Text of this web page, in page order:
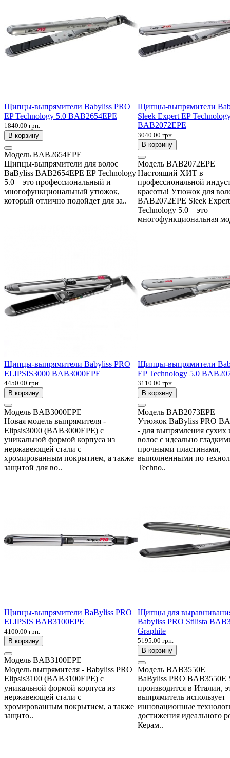
Щипцы-выпрямители Babyliss PRO
EP Technology 5.0 BAB2654EPE
1840.00 грн.
В корзину
Модель BAB2654EPE
Щипцы-выпрямители для волос
BaByliss BAB2654EPE EP Technology
5.0 – это профессиональный и
многофункциональный утюжок,
который отлично подойдет для за..
Щипцы-выпрямители
Sleek Expert EP
BAB2072EPE
3040.00 грн.
В корзину
Модель BAB2072EPE
Настоящий ХИТ в
профессиональной
красоты! Утюжок для
BAB2072EPE Sleek
Technology 5.0 – это
многофункциональная
Щипцы-выпрямители Babyliss PRO
ELIPSIS3000 BAB3000EPE
4450.00 грн.
В корзину
Модель BAB3000EPE
Новая модель выпрямителя -
Elipsis3000 (BAB3000EPE) с
уникальной формой корпуса из
нержавеющей стали с
хромированным покрытием, а также
защитой для во..
Щипцы-выпрямители
EP Technology 5.0
3110.00 грн.
В корзину
Модель BAB2073EPE
Утюжок BaByliss PRO
- для выпрямления
волос с идеально
прочными пластинами,
выполненными по
Techno..
Щипцы-выпрямители BaByliss PRO
ELIPSIS BAB3100EPE
4100.00 грн.
В корзину
Модель BAB3100EPE
Модель выпрямителя - Babyliss PRO
Elipsis3100 (BAB3100EPE) с
уникальной формой корпуса из
нержавеющей стали с
хромированным покрытием, а также
защито..
Щипцы для
Babyliss PRO Stilista
Graphite
5195.00 грн.
В корзину
Модель BAB3550E
BaByliss PRO BAB3550E
производится в Италии,
выпрямитель использует
инновационные
достижения идеального
Керам..